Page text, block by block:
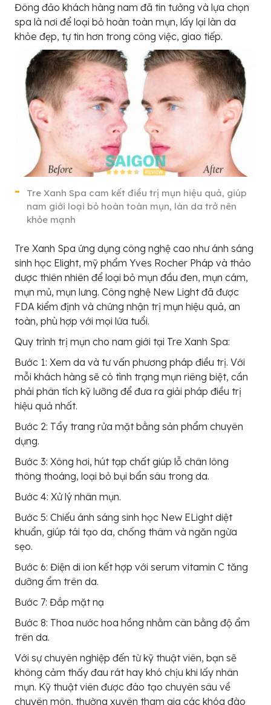
Đông đảo khách hàng nam đã tin tưởng và lựa chọn
spa là nơi để loại bỏ hoàn toàn mụn, lấy lại làn da
khỏe đẹp, tự tin hơn trong công việc, giao tiếp.
Tre Xanh Spa cam kết điều trị mụn hiệu quả, giúp
nam giới loại bỏ hoàn toàn mụn, làn da trở nên
khỏe mạnh
Tre Xanh Spa ứng dụng công nghệ cao như ánh sáng
sinh học Elight, mỹ phẩm Yves Rocher Pháp và thảo
dược thiên nhiên để loại bỏ mụn đầu đen, mụn cám,
mụn mủ, mụn lưng. Công nghệ New Light đã được
FDA kiểm định và chứng nhận trị mụn hiệu quả, an
toàn, phù hợp với mọi lứa tuổi.
Quy trình trị mụn cho nam giới tại Tre Xanh Spa:
Bước 1: Xem da và tư vấn phương pháp điều trị. Với
mỗi khách hàng sẽ có tình trạng mụn riêng biệt, cần
phải phân tích kỹ lưỡng để đưa ra giải pháp điều trị
hiệu quả nhất.
Bước 2: Tẩy trang rửa mặt bằng sản phẩm chuyên
dụng.
Bước 3: Xông hơi, hút tạp chất giúp lỗ chân lông
thông thoáng, loại bỏ bụi bẩn sâu trong da.
Bước 4: Xử lý nhân mụn.
Bước 5: Chiếu ánh sáng sinh học New ELight diệt
khuẩn, giúp tái tạo da, chống thâm và ngăn ngừa
sẹo.
Bước 6: Điện di ion kết hợp với serum vitamin C tăng
dưỡng ẩm trên da.
Bước 7: Đắp mặt nạ
Bước 8: Thoa nước hoa hồng nhằm cân bằng độ ẩm
trên da.
Với sự chuyên nghiệp đến từ kỹ thuật viên, bạn sẽ
không cảm thấy đau rát hay khó chịu khi lấy nhân
mụn. Kỹ thuật viên được đào tạo chuyên sâu về
chuyên môn, thường xuyên tham gia các khóa đào